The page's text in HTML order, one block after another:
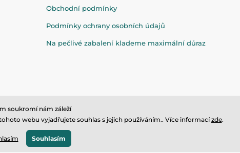
Obchodní podmínky
Podmínky ochrany osobních údajů
Na pečlivé zabalení klademe maximální důraz
⦁ E-shop vytvořilaSIMPLIA.cz
soukromí nám záleží
webu vyjadřujete souhlas s jejich používáním.. Více informacízde.
Souhlasím